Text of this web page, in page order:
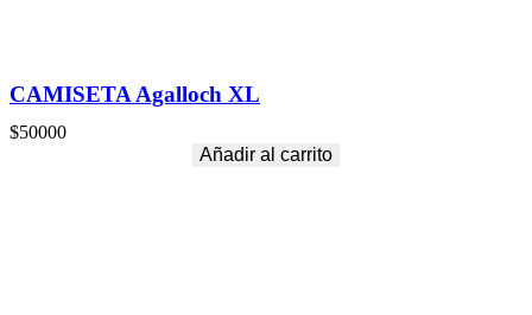
CAMISETA Agalloch XL
$50000
Añadir al carrito